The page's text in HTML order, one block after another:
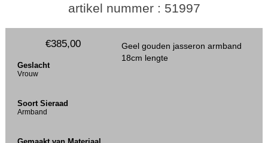
artikel nummer : 51997
Geel gouden jasseron armband
18cm lengte
€385,00
Geslacht
Vrouw
Soort Sieraad
Armband